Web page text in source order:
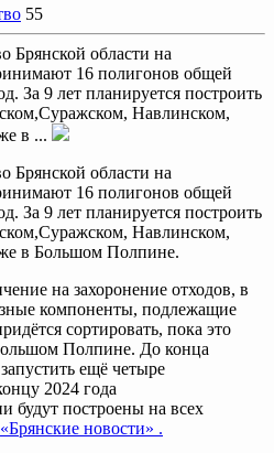
55
Брянской области на
16 полигонов общей
За 9 лет планируется построить
Навлинском,
в ...
Брянской области на
16 полигонов общей
За 9 лет планируется построить
Навлинском,
в Большом Полпине.
на захоронение отходов, в
компоненты, подлежащие
сортировать, пока это
Полпине. До конца
ещё четыре
2024 года
будут построены на всех
«Брянские новости» .